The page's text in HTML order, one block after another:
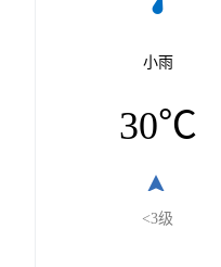
小雨
30℃
<3级